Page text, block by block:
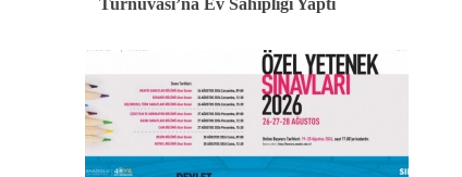
Turnuvası’na Ev Sahipliği Yaptı